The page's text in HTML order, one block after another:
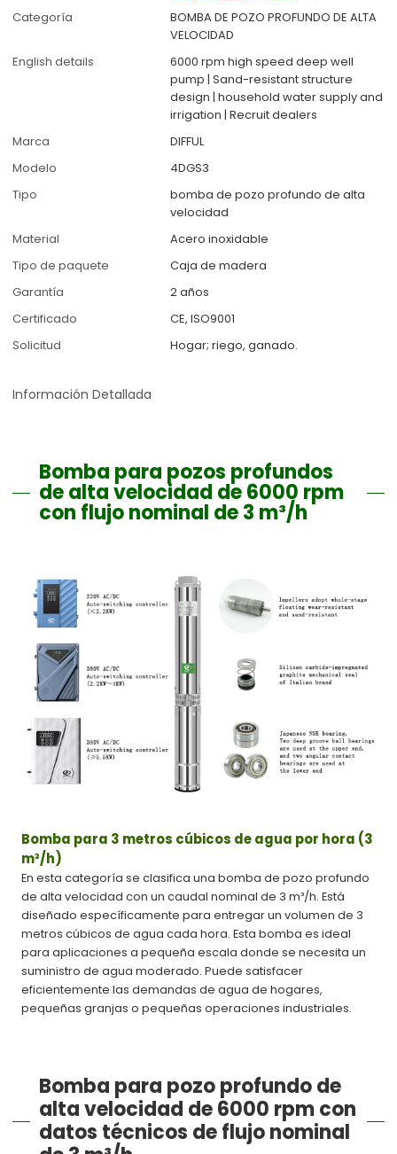
Categoría
BOMBA DE POZO PROFUNDO DE ALTA
VELOCIDAD
English details
6000 rpm high speed deep well
pump | Sand-resistant structure
design | household water supply and
irrigation | Recruit dealers
Marca
DIFFUL
Modelo
4DGS3
Tipo
bomba de pozo profundo de alta
velocidad
Material
Acero inoxidable
Tipo de paquete
Caja de madera
Garantía
2 años
Certificado
CE, ISO9001
Solicitud
Hogar; riego, ganado.
Información Detallada
Bomba para pozos profundos
de alta velocidad de 6000 rpm
con flujo nominal de 3 m³/h
Bomba para 3 metros cúbicos de agua por hora (3
m³/h)
En esta categoría se clasifica una bomba de pozo profundo
de alta velocidad con un caudal nominal de 3 m³/h. Está
diseñado específicamente para entregar un volumen de 3
metros cúbicos de agua cada hora. Esta bomba es ideal
para aplicaciones a pequeña escala donde se necesita un
suministro de agua moderado. Puede satisfacer
eficientemente las demandas de agua de hogares,
pequeñas granjas o pequeñas operaciones industriales.
Bomba para pozo profundo de
alta velocidad de 6000 rpm con
datos técnicos de flujo nominal